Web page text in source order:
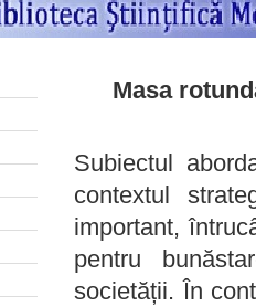
Masa
Subiectul
contextul
important,
pentru
societății. În